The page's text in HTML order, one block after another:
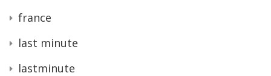
france
last minute
lastminute